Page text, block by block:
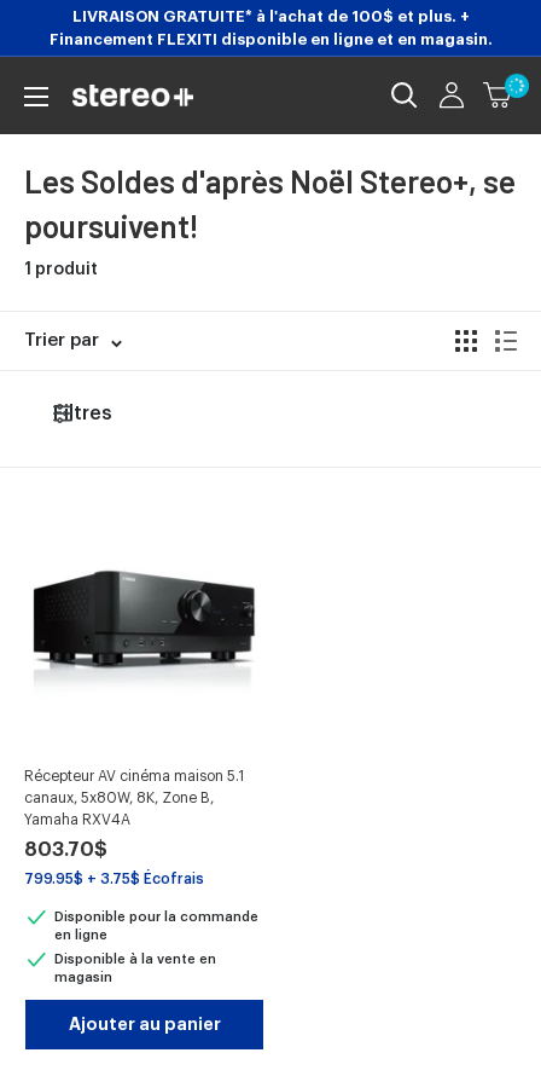
contenu
LIVRAISON GRATUITE* à l'achat de 100$ et plus. +
Financement FLEXITI disponible en ligne et en magasin.
Stereoplus.com
Les Soldes d'après Noël Stereo+, se
poursuivent!
1 produit
Trier par
Filtres
Récepteur AV cinéma maison 5.1
canaux, 5x80W, 8K, Zone B,
Yamaha RXV4A
Prix
réduit
803.70$
799.95$ + 3.75$ Écofrais
Disponible pour la commande
en ligne
Disponible à la vente en
magasin
Ajouter au panier